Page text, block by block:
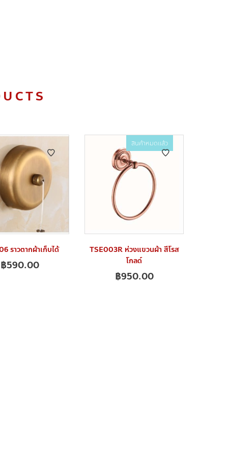
ราวตากผ้าเก็บได้
฿590.00
สินค้าหมดแล้ว
TSE003R ห่วงแขวนผ้า สีโรส
โกลด์
฿950.00